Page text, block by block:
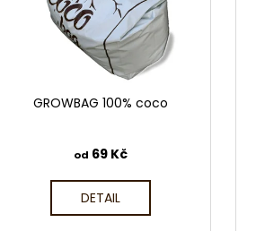
GROWBAG 100% coco
od 69 Kč
DETAIL